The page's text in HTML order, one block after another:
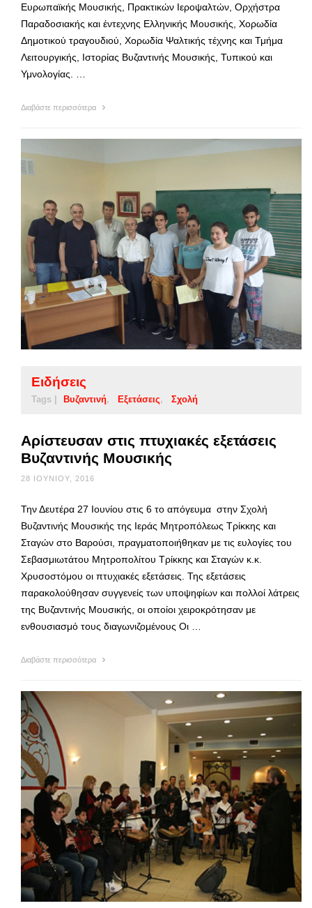
Ευρωπαϊκής Μουσικής, Πρακτικών Ιεροψαλτών, Ορχήστρα
Παραδοσιακής και έντεχνης Ελληνικής Μουσικής, Χορωδία
Δημοτικού τραγουδιού, Χορωδία Ψαλτικής τέχνης και Τμήμα
Λειτουργικής, Ιστορίας Βυζαντινής Μουσικής, Τυπικού και
Υμνολογίας. …
Διαβάστε περισσότερα
Ειδήσεις
Tags | Βυζαντινή Εξετάσεις Σχολή
Αρίστευσαν στις πτυχιακές εξετάσεις
Βυζαντινής Μουσικής
28 ΙΟΥΝΊΟΥ, 2016
Την Δευτέρα 27 Ιουνίου στις 6 το απόγευμα στην Σχολή
Βυζαντινής Μουσικής της Ιεράς Μητροπόλεως Τρίκκης και
Σταγών στο Βαρούσι, πραγματοποιήθηκαν με τις ευλογίες του
Σεβασμιωτάτου Μητροπολίτου Τρίκκης και Σταγών κ.κ.
Χρυσοστόμου οι πτυχιακές εξετάσεις. Της εξετάσεις
παρακολούθησαν συγγενείς των υποψηφίων και πολλοί λάτρεις
της Βυζαντινής Μουσικής, οι οποίοι χειροκρότησαν με
ενθουσιασμό τους διαγωνιζομένους Οι …
Διαβάστε περισσότερα